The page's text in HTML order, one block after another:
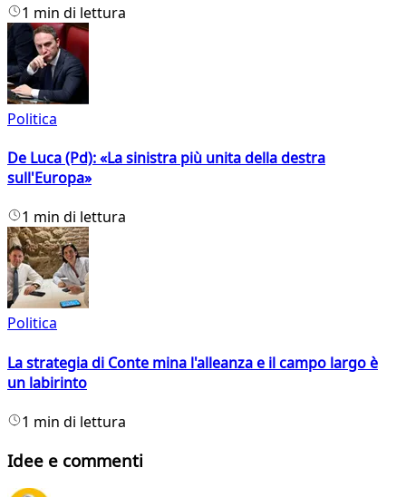
1 min di lettura
Politica
De Luca (Pd): «La sinistra più unita della destra
sull'Europa»
1 min di lettura
Politica
La strategia di Conte mina l'alleanza e il campo largo è
un labirinto
1 min di lettura
Idee e commenti